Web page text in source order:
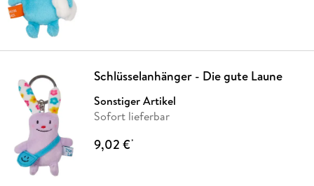
Schlüsselanhänger - Die gute Laune
Sonstiger Artikel
Sofort lieferbar
9,02 €*